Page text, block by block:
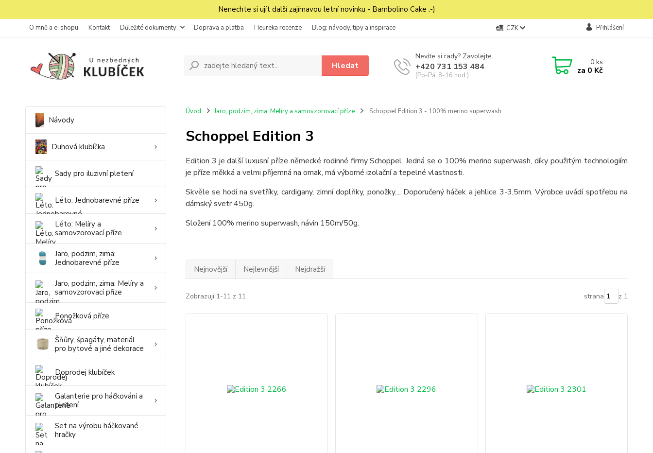
Nenechte si ujít další zajímavou letní novinku - Bambolino Cake :-)
O mně a e-shopu Kontakt Důležité dokumenty Doprava a platba Heureka recenze Blog: návody, tipy a inspirace CZK Přihlášení
Hledat
Nevíte si rady? Zavolejte.
+420 731 153 484
(Po-Pá, 8-16 hod.)
0ks
za 0 Kč
Návody
Duhová klubíčka
Sady pro iluzivní pletení
Léto: Jednobarevné příze
Léto: Melíry a
samovzorovací příze
Jaro, podzim, zima:
Jednobarevné příze
Jaro, podzim, zima: Melíry a
samovzorovací příze
Ponožková příze
Šňůry, špagáty, materiál
pro bytové a jiné dekorace
Doprodej klubíček
Galanterie pro háčkování a
pletení
Set na výrobu háčkované
hračky
Úvod Jaro, podzim, zima: Melíry a samovzorovací příze Schoppel Edition 3 - 100% merino superwash
Schoppel Edition 3
Edition 3 je další luxusní příze německé rodinné firmy Schoppel. Jedná se o 100% merino superwash, díky použitým technologiím
je příze měkká a velmi příjemná na omak, má výborné izolační a tepelné vlastnosti.
Skvěle se hodí na svetříky, cardigany, zimní doplňky, ponožky.... Doporučený háček a jehlice 3-3,5mm. Výrobce uvádí spotřebu na
dámský svetr 450g.
Složení 100% merino superwash, návin 150m/50g.
Nejnovější Nejlevnější Nejdražší
Zobrazuji 1-11 z 11 strana z 1